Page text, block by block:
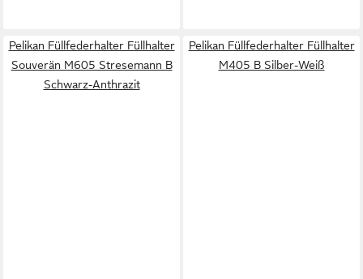
Pelikan Füllfederhalter Füllhalter
Souverän M605 Stresemann B
Schwarz-Anthrazit
Pelikan Füllfederhalter Füllhalter
M405 B Silber-Weiß